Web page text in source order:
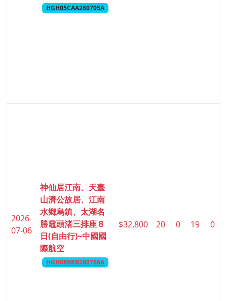
HGH05CAA260705A
2026-
07-06
神仙居江南、天臺
山濟公故居、江南
水鄉烏鎮、太湖名
勝黿頭渚三排座８
日(自由行)~中國國
際航空
HGH08BRB260706A
$32,800 20 0 19 0